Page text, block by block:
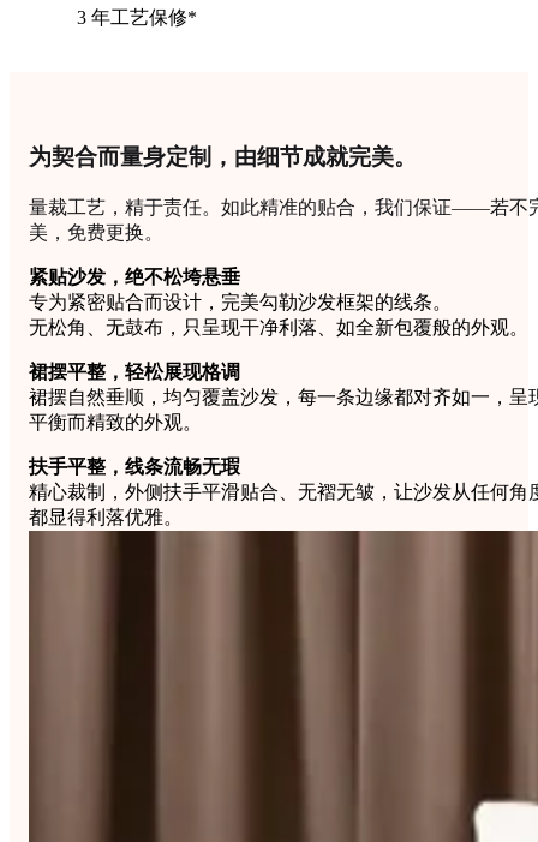
3 年工艺保修*
为契合而量身定制，由细节成就完美。
量裁工艺，精于责任。如此精准的贴合，我们保证——若不
美，免费更换。
紧贴沙发，绝不松垮悬垂
专为紧密贴合而设计，完美勾勒沙发框架的线条。
无松角、无鼓布，只呈现干净利落、如全新包覆般的外观。
裙摆平整，轻松展现格调
裙摆自然垂顺，均匀覆盖沙发，每一条边缘都对齐如一，呈
平衡而精致的外观。
扶手平整，线条流畅无瑕
精心裁制，外侧扶手平滑贴合、无褶无皱，让沙发从任何角
都显得利落优雅。